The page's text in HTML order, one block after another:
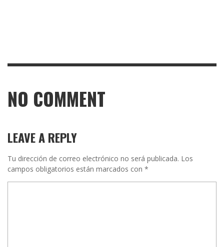
NO COMMENT
LEAVE A REPLY
Tu dirección de correo electrónico no será publicada. Los
campos obligatorios están marcados con *